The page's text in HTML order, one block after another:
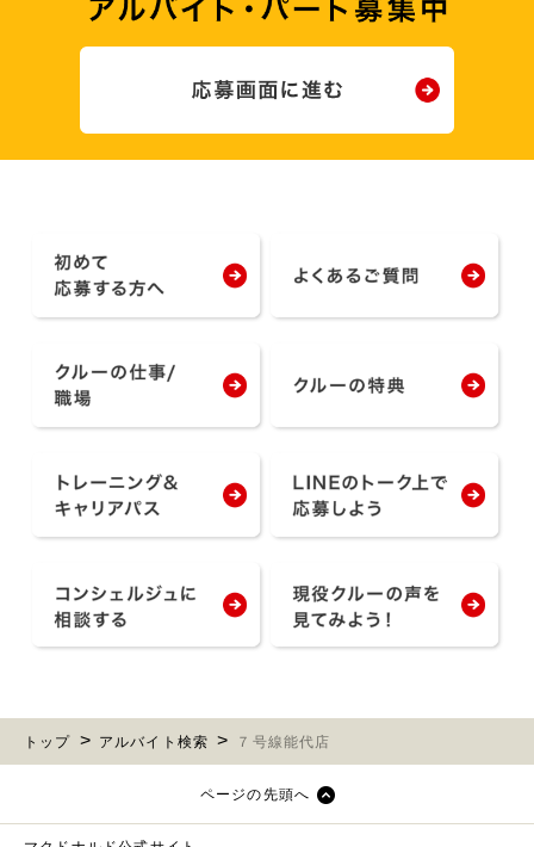
トップ アルバイト検索 ７号線能代店
ページの先頭へ